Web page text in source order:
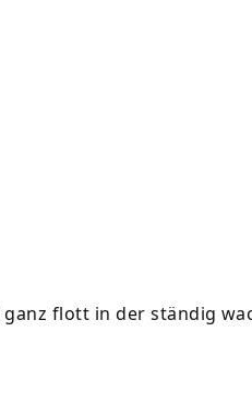
flott in der ständig